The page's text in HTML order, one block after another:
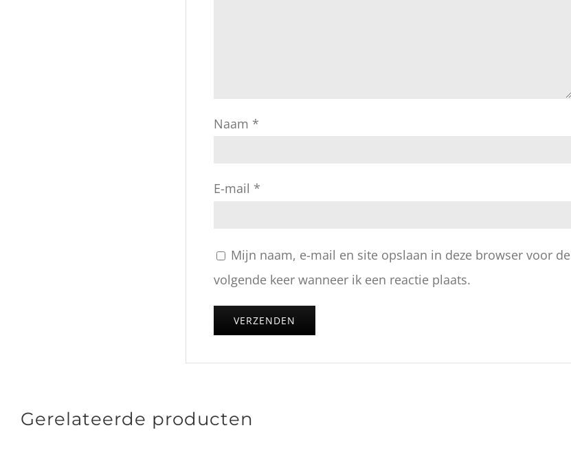
Naam *
E-mail *
Mijn naam, e-mail en site opslaan in deze browser voor de
volgende keer wanneer ik een reactie plaats.
Gerelateerde producten